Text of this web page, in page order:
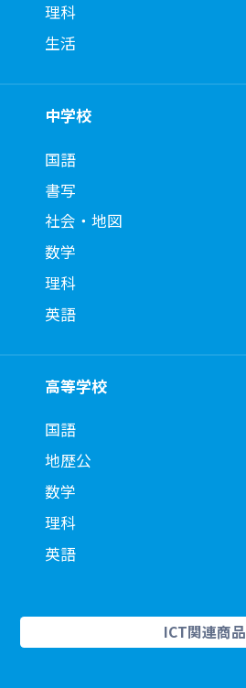
理科
生活
中学校
国語
書写
社会・地図
数学
理科
英語
高等学校
国語
地歴公
数学
理科
英語
ICT関連商品